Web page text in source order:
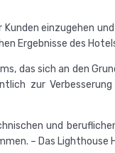
Kunden einzugehen
Ergebnisse des
das sich an den
zur
und
– Das